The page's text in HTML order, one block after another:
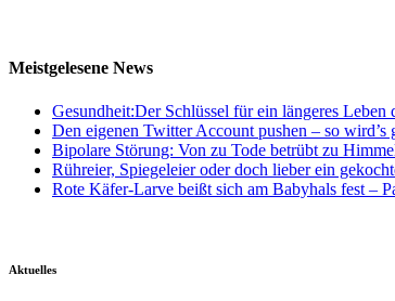
Meistgelesene News
Gesundheit:Der Schlüssel für ein längeres Leben
Den eigenen Twitter Account pushen – so wird’s
Bipolare Störung: Von zu Tode betrübt zu
Rühreier, Spiegeleier oder doch lieber ein
Rote Käfer-Larve beißt sich am Babyhals fest –
Aktuelles